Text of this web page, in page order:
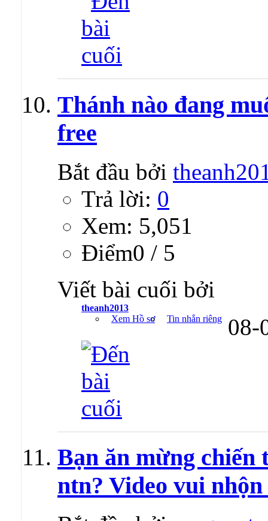
Thánh nào đang
free
Bắt đầu bởi
Trả lời: 0
Xem: 5,051
Ðiểm0 / 5
Viết bài cuối bởi
theanh2013
Xem Hồ sơ
Tin nhắn riêng 08-
Bạn ăn mừng chiến
ntn? Video vui